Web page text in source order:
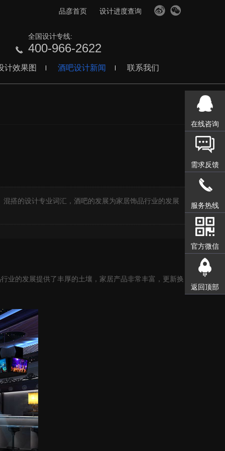
品彦首页 设计进度查询
全国设计专线:
400-966-2622
计效果图 酒吧设计新闻 联系我们
搭的设计专业词汇，酒吧的发展为家居饰品行业的发展
业的发展提供了丰厚的土壤，家居产品非常丰富，更新换
在线咨询
需求反馈
服务热线
官方微信
返回顶部